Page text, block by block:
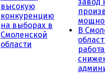
высокую
конкуренцию
на выборах в
Смоленской
области
В